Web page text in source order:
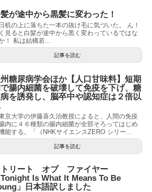
が途中から黒髪に変わった！
机の上に落ちた一本の抜け毛に気づいた。 ん！
見ると白髪が途中から黒く変わっているではな
！ 私は結構若...
記事を読む
州糖尿病学会ほか【人口甘味料】短期
で腸内細菌を破壊して免疫を下げ、糖
を誘発し、脳卒中や認知症は２倍以
京大学の伊藤喜久治教授によると、人間の免疫
内に４６種類の腸内細菌が全部そろってはじめ
能する。「（NHKサイエンスZERO シリー...
記事を読む
トリート オブ ファイヤー
Tonight Is What It Means To Be
」日本語訳しました